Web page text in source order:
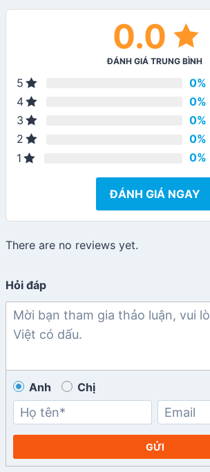
0.0
ĐÁNH GIÁ TRUNG BÌNH
5 0%
4
0%
3
0%
2
0%
1
0%
ĐÁNH GIÁ NGAY
There are no reviews yet.
Hỏi đáp
Anh Chị
GỬI